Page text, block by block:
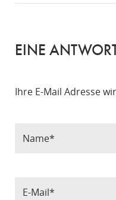
EINE
Ihre E-Mail Adresse